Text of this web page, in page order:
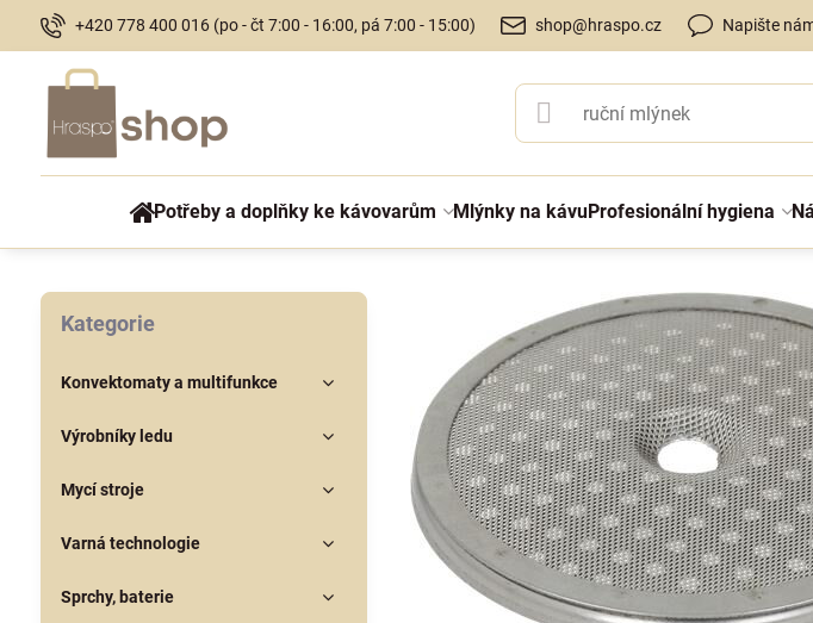
+420 778 400 016 (po - čt 7:00 - 16:00, pá 7:00 - 15:00) shop@hraspo.cz Napište
Potřeby a doplňky ke kávovarům Mlýnky na kávuProfesionální hygiena
Kategorie
Konvektomaty a multifunkce
Výrobníky ledu
Mycí stroje
Varná technologie
Sprchy, baterie